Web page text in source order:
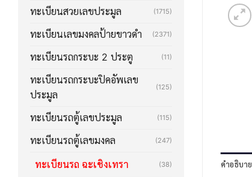
ทะเบียนสวยเลขประมูล (1715)
ทะเบียนเลขมงคลป้ายขาวดำ (2371)
ทะเบียนรถกระบะ 2 ประตู (11)
ทะเบียนรถกระบะปิคอัพเลข
ประมูล
(125)
ทะเบียนรถตู้เลขประมูล (115)
ทะเบียนรถตู้เลขมงคล (247)
ทะเบียนรถ ฉะเชิงเทรา (38) คำอธิบาย